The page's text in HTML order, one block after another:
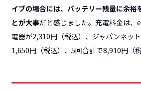
イブの場合には、バッテリー残量に余裕
とが大事だと感じました。充電料金は
電器が2,310円（税込）、ジャパンネッ
1,650円（税込）、5回合計で8,910円（